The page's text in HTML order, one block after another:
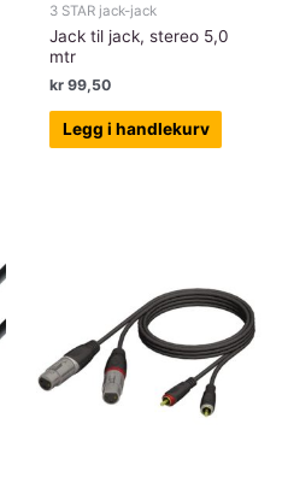
3 STAR jack-jack
Jack til jack, stereo 5,0
mtr
kr 99,50
Legg i handlekurv